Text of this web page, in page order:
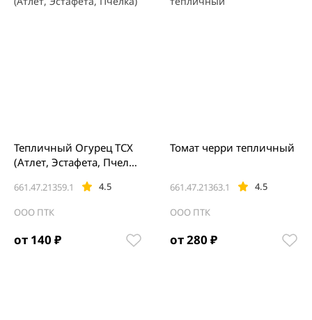
от 140 ₽
661.47.21359.1 4.5
Тепличный Огурец ТСХ
(Атлет, Эстафета, Пчелк
ООО ПТК
от 280 ₽
661.47.21363.1 4.5
Томат черри тепличный
ООО ПТК